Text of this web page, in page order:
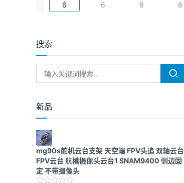
搜索
新品
mg90s舵机云台支架 天空端 FPV头追 双轴云台
FPV云台 航模摄像头云台1 SNAM9400 侧边固
定 不带摄像头